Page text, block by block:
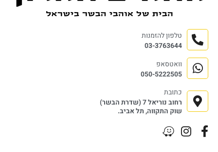
טלפון להזמנות
03-3763644
וואטסאפ
050-5222505
כתובת
רחוב נוריאל 7 (שדרת הבשר)
שוק התקווה, תל אביב.